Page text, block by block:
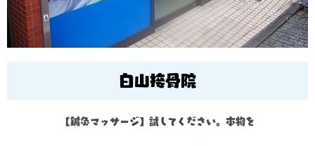
白山接骨院
【鍼灸マッサージ】試してください。本物を